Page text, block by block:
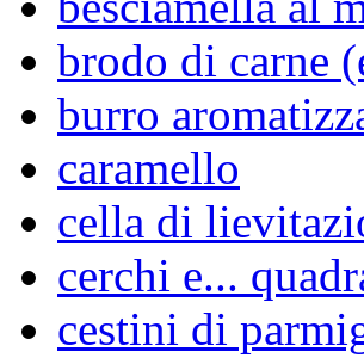
brodo di carne
burro
caramello
cella di
cerchi e...
cestini di